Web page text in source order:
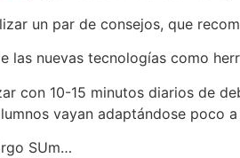
un par de consejos, que
las nuevas tecnologías como
con 10-15 minutos diarios de
vayan adaptándose poco
SUm…